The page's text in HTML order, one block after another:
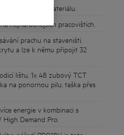
zaseknutím materiálu.
nejnáročnějších pracovištích.
prachu na staveništi,
a lze k němu připojit 32
lištu, 1x 48 zubový TCT
na ponornou pilu, taška přes
energie v kombinaci s
Demand Pro.